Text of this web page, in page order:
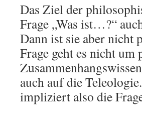
Das Ziel der
Frage „Was ist…?“
Dann ist sie aber nicht
Frage geht es nicht
auch auf die
impliziert also die